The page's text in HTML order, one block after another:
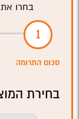
בחרו
סכום התרומה
בחירת